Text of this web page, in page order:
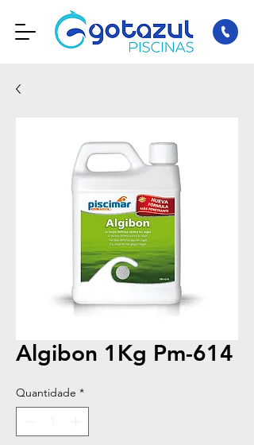
Algibon 1Kg Pm-614
Quantidade *